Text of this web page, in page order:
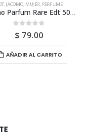
, JACOMO, MUJER, PERFUME
Jacomo Parfum Rare Edt 50ml Para Mujer
out of 5
$79.00
AÑADIR AL CARRITO